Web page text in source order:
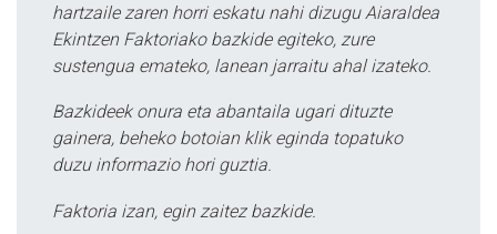
hartzaile zaren horri eskatu nahi dizugu Aiaraldea
Ekintzen Faktoriako bazkide egiteko, zure
sustengua emateko, lanean jarraitu ahal izateko.
Bazkideek onura eta abantaila ugari dituzte
gainera, beheko botoian klik eginda topatuko
duzu informazio hori guztia.
Faktoria izan, egin zaitez bazkide.